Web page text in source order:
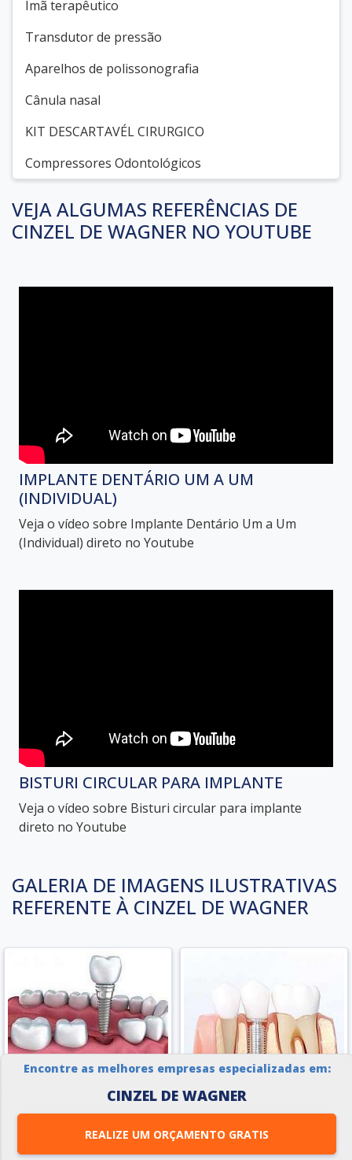
Encontre as melhores empresas especializadas em:
CINZEL DE WAGNER
REALIZE UM ORÇAMENTO GRATIS
Imã terapêutico
Transdutor de pressão
Aparelhos de polissonografia
Cânula nasal
KIT DESCARTAVÉL CIRURGICO
Compressores Odontológicos
VEJA ALGUMAS REFERÊNCIAS DE
CINZEL DE WAGNER NO YOUTUBE
IMPLANTE DENTÁRIO UM A UM
(INDIVIDUAL)
Veja o vídeo sobre Implante Dentário Um a Um
(Individual) direto no Youtube
BISTURI CIRCULAR PARA IMPLANTE
Veja o vídeo sobre Bisturi circular para implante
direto no Youtube
GALERIA DE IMAGENS ILUSTRATIVAS
REFERENTE À CINZEL DE WAGNER